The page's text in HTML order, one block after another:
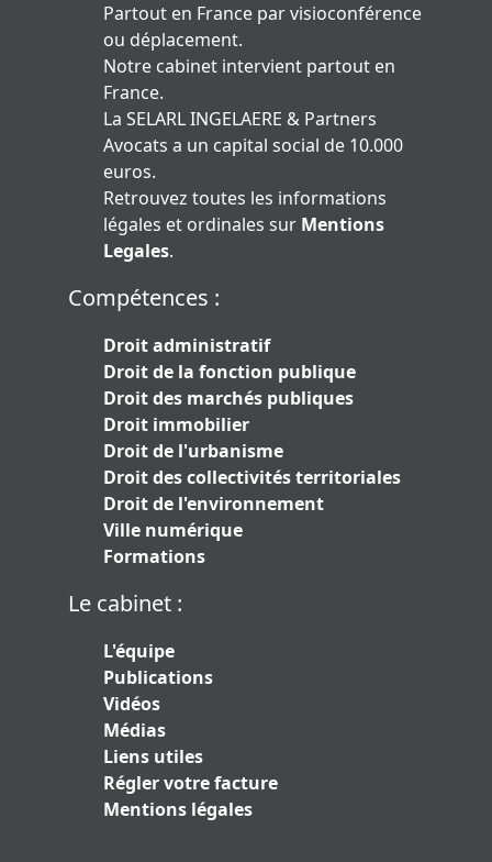
Partout en France par visioconférence
ou déplacement.
Notre cabinet intervient partout en
France.
La SELARL INGELAERE & Partners
Avocats a un capital social de 10.000
euros.
Retrouvez toutes les informations
légales et ordinales sur Mentions
Legales.
Compétences :
Droit administratif
Droit de la fonction publique
Droit des marchés publiques
Droit immobilier
Droit de l'urbanisme
Droit des collectivités territoriales
Droit de l'environnement
Ville numérique
Formations
Le cabinet :
L'équipe
Publications
Vidéos
Médias
Liens utiles
Régler votre facture
Mentions légales